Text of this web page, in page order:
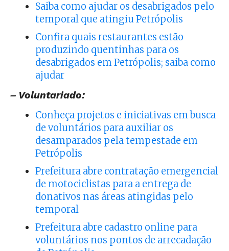
Saiba como ajudar os desabrigados pelo
temporal que atingiu Petrópolis
Confira quais restaurantes estão
produzindo quentinhas para os
desabrigados em Petrópolis; saiba como
ajudar
– Voluntariado:
Conheça projetos e iniciativas em busca
de voluntários para auxiliar os
desamparados pela tempestade em
Petrópolis
Prefeitura abre contratação emergencial
de motociclistas para a entrega de
donativos nas áreas atingidas pelo
temporal
Prefeitura abre cadastro online para
voluntários nos pontos de arrecadação